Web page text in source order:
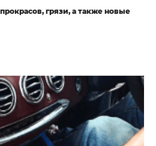
грязи, а также новые
интерьера защитными составами,
кожи.
обладает стойкостью к